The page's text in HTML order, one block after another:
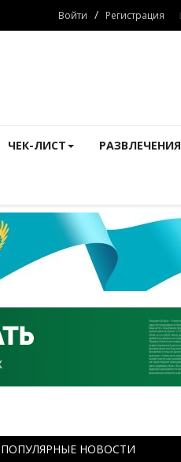
Войти / Регистрация
ЧЕК-ЛИСТ РАЗВЛЕЧЕНИЯ
ПОПУЛЯРНЫЕ НОВОСТИ